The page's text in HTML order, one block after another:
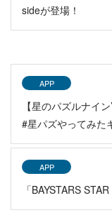
sideが登場！
APP
【星のパズルナイ
#星パズやってみた
APP
「BAYSTARS